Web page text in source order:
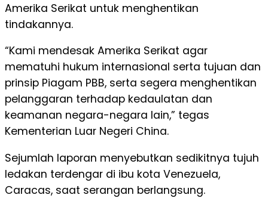
Amerika Serikat untuk menghentikan
tindakannya.
“Kami mendesak Amerika Serikat agar
mematuhi hukum internasional serta tujuan dan
prinsip Piagam PBB, serta segera menghentikan
pelanggaran terhadap kedaulatan dan
keamanan negara-negara lain,” tegas
Kementerian Luar Negeri China.
Sejumlah laporan menyebutkan sedikitnya tujuh
ledakan terdengar di ibu kota Venezuela,
Caracas, saat serangan berlangsung.